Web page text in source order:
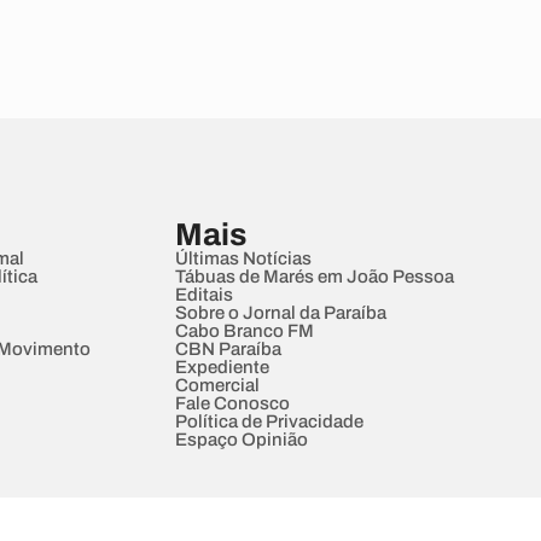
Mais
Últimas Notícias
Tábuas de Marés em João Pessoa
Editais
Sobre o Jornal da Paraíba
Cabo Branco FM
CBN Paraíba
Expediente
Comercial
Fale Conosco
Política de Privacidade
Espaço Opinião